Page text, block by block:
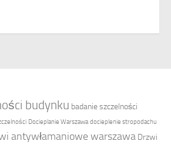
budynku badanie szczelności
Docieplanie Warszawa docieplenie stropodachu
antywłamaniowe warszawa Drzwi